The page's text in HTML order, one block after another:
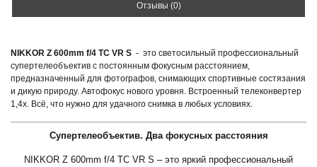
Отзывы (0)
NIKKOR Z 600mm f/4 TC VR S - это светосильный профессиональный
супертелеобъектив с постоянным фокусным расстоянием,
предназначенный для фотографов, снимающих спортивные состязания
и дикую природу. Автофокус нового уровня. Встроенный телеконвертер
1,4x. Всё, что нужно для удачного снимка в любых условиях.
Супертелеобъектив. Два фокусных расстояния
NIKKOR Z 600mm f/4 TC VR S – это яркий профессиональный